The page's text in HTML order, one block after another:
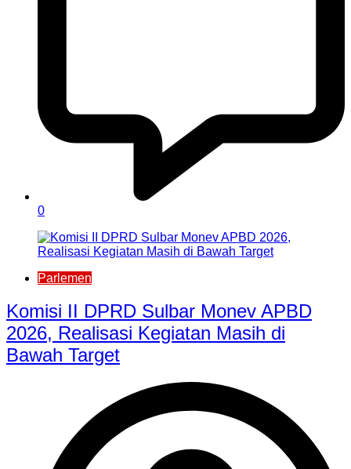
0
Parlemen
Komisi II DPRD Sulbar Monev APBD
2026, Realisasi Kegiatan Masih di
Bawah Target